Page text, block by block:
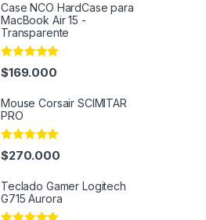
Case NCO HardCase para
MacBook Air 15 -
Transparente
Rated 5.00
out of 5
$169.000
Mouse Corsair SCIMITAR
PRO
Rated5.00
out of 5
$270.000
Teclado Gamer Logitech
G715 Aurora